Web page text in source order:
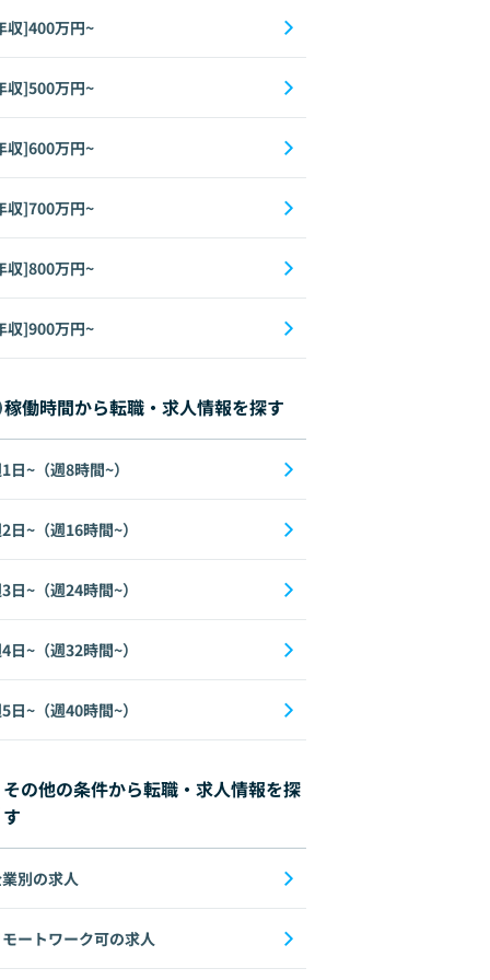
収]400万円~
収]500万円~
収]600万円~
収]700万円~
収]800万円~
収]900万円~
稼働時間から転職・求人情報を探す
日~（週8時間~）
日~（週16時間~）
日~（週24時間~）
日~（週32時間~）
日~（週40時間~）
その他の条件から転職・求人情報を探
す
別の求人
モートワーク可の求人